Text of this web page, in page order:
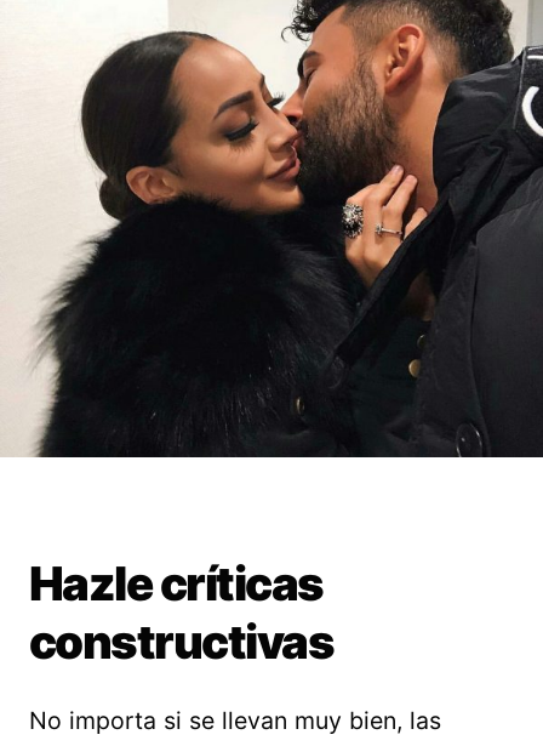
Hazle críticas
constructivas
No importa si se llevan muy bien, las